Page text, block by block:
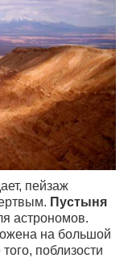
пейзаж
Пустыня
астрономов.
на большой
поблизости